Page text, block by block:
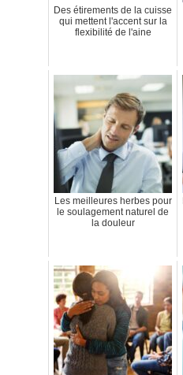
Des étirements de la cuisse
qui mettent l'accent sur la
flexibilité de l'aine
Les meilleures herbes pour
le soulagement naturel de
la douleur